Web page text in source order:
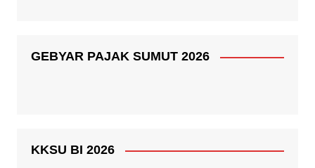
GEBYAR PAJAK SUMUT 2026
KKSU BI 2026